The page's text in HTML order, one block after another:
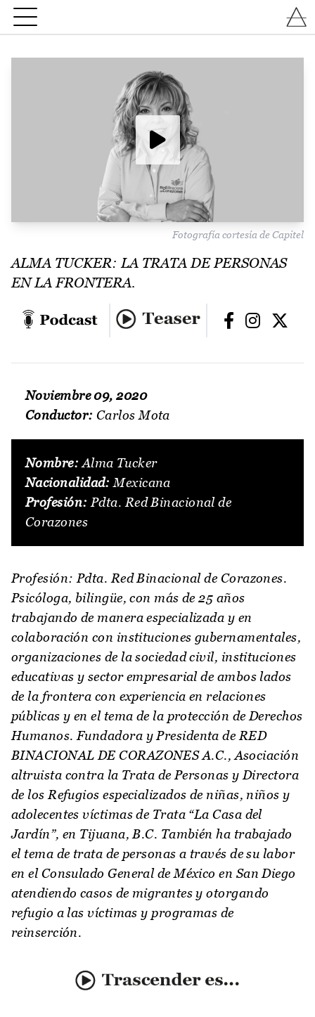
Fotografía cortesía de Capitel
ALMA TUCKER: LA TRATA DE PERSONAS
EN LA FRONTERA.
Noviembre 09, 2020
Conductor: Carlos Mota
Nombre: Alma Tucker
Nacionalidad: Mexicana
Profesión: Pdta. Red Binacional de
Corazones
Profesión: Pdta. Red Binacional de Corazones.
Psicóloga, bilingüe, con más de 25 años
trabajando de manera especializada y en
colaboración con instituciones gubernamentales,
organizaciones de la sociedad civil, instituciones
educativas y sector empresarial de ambos lados
de la frontera con experiencia en relaciones
públicas y en el tema de la protección de Derechos
Humanos. Fundadora y Presidenta de RED
BINACIONAL DE CORAZONES A.C., Asociación
altruista contra la Trata de Personas y Directora
de los Refugios especializados de niñas, niños y
adolecentes víctimas de Trata “La Casa del
Jardín”, en Tijuana, B.C. También ha trabajado
el tema de trata de personas a través de su labor
en el Consulado General de México en San Diego
atendiendo casos de migrantes y otorgando
refugio a las víctimas y programas de
reinserción.